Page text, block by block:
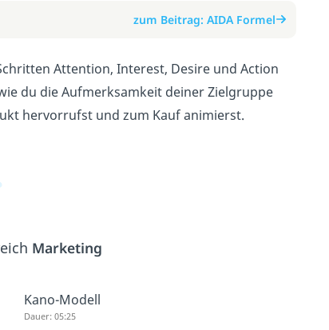
zum Beitrag: AIDA Formel
Attention, Interest, Desire und Action
du die Aufmerksamkeit deiner Zielgruppe
hervorrufst und zum Kauf animierst.
Marketing
Kano-Modell
Dauer: 05:25